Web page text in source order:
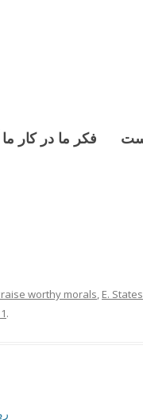
فكر ما در كار
worthy morals, E. States
.